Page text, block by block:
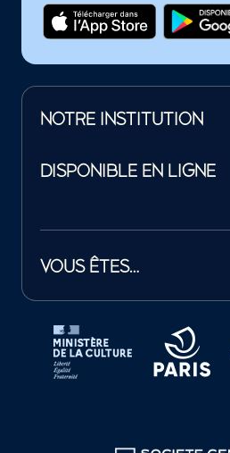
NOTRE INSTITUTION
DISPONIBLE EN LIGNE
VOUS ÊTES…
Tutelles et mécènes de la